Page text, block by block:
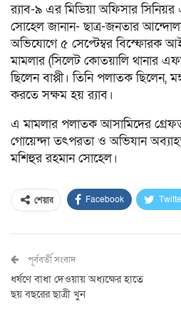
র‍্যাব-৯ এর মিডিয়া অফিসার
সোহেল জানান- ছাত্র-জনতার
অভিযোগে ৫ সেপ্টেম্বর বিস্ফোরক
মামলার (সিলেট কোতয়ালি থানার
ছিলেন বাপ্পী। তিনি পলাতক ছিলেন,
করতে সক্ষম হয় র‍্যাব।
এ মামলার পলাতক আসামিদের
গোয়েন্দা তৎপরতা ও অভিযান
মশিহুর রহমান সোহেল।
শেয়ার Facebook
পূর্ববর্তী সংবাদ
ধর্ষণে বাধা দেওয়ায় অধ্যক্ষের হাতে
ছয় বছরের ছাত্রী খুন